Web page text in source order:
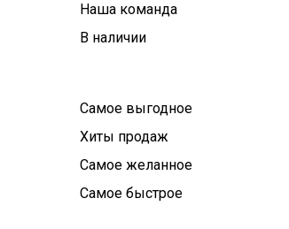
Наша команда
В наличии
Самое выгодное
Хиты продаж
Самое желанное
Самое быстрое